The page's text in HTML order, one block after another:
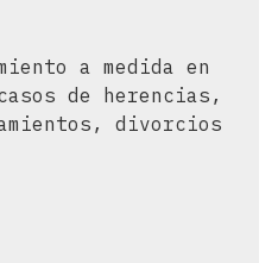
a medida en
de herencias,
divorcios